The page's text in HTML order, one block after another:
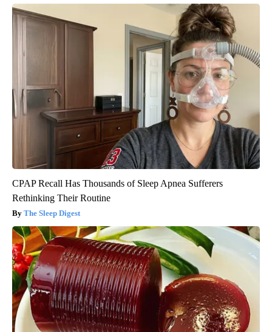
CPAP Recall Has Thousands of Sleep Apnea Sufferers
Rethinking Their Routine
The Sleep Digest